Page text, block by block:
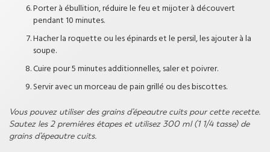
Porter à ébullition, réduire le feu et mijoter à découvert
pendant 10 minutes.
Hacher la roquette ou les épinards et le persil, les ajouter à la
soupe.
Cuire pour 5 minutes additionnelles, saler et poivrer.
Servir avec un morceau de pain grillé ou des biscottes.
Vous pouvez utiliser des grains d’épeautre cuits pour cette recette.
Sautez les 2 premières étapes et utilisez 300 ml (1 1/4 tasse) de
grains d’épeautre cuits.